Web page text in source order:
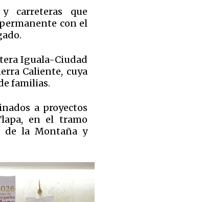
carreteras que
con el
Iguala-Ciudad
Caliente, cuya
familias.
a proyectos
en el tramo
de la Montaña y